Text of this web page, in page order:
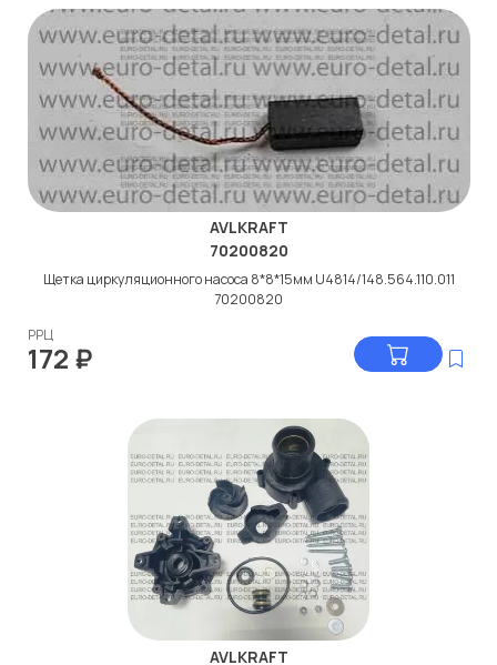
AVLKRAFT
70200820
Щетка циркуляционного насоса 8*8*15мм U4814/148.564.110.011
70200820
РРЦ
172 ₽
AVLKRAFT